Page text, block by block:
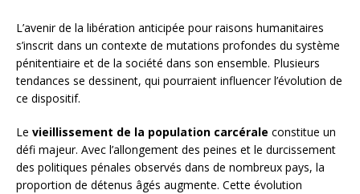
L’avenir de la libération anticipée pour raisons humanitaires
s’inscrit dans un contexte de mutations profondes du système
pénitentiaire et de la société dans son ensemble. Plusieurs
tendances se dessinent, qui pourraient influencer l’évolution de
ce dispositif.
Le vieillissement de la population carcérale constitue un
défi majeur. Avec l’allongement des peines et le durcissement
des politiques pénales observés dans de nombreux pays, la
proportion de détenus âgés augmente. Cette évolution